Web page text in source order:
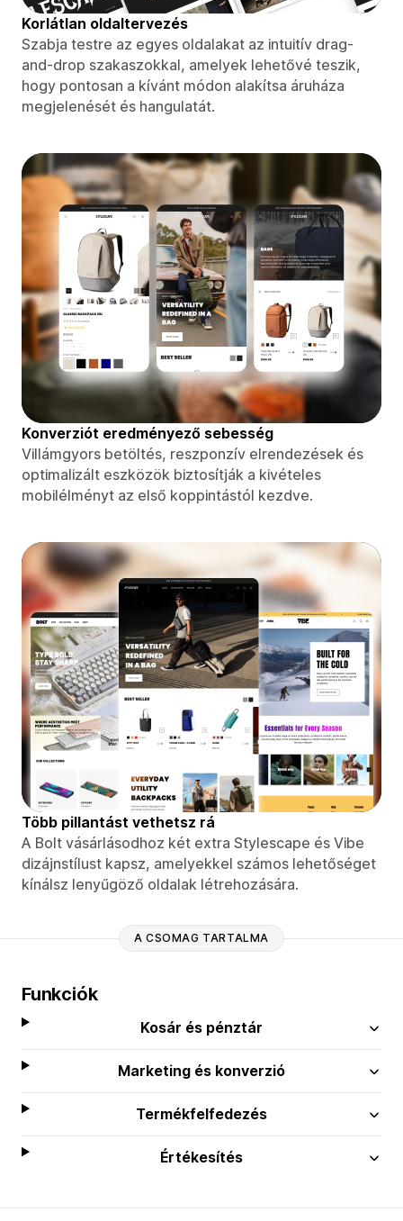
Korlátlan oldaltervezés
Szabja testre az egyes oldalakat az intuitív drag-
and-drop szakaszokkal, amelyek lehetővé teszik,
hogy pontosan a kívánt módon alakítsa áruháza
megjelenését és hangulatát.
Konverziót eredményező sebesség
Villámgyors betöltés, reszponzív elrendezések és
optimalizált eszközök biztosítják a kivételes
mobilélményt az első koppintástól kezdve.
Több pillantást vethetsz rá
A Bolt vásárlásodhoz két extra Stylescape és Vibe
dizájnstílust kapsz, amelyekkel számos lehetőséget
kínálsz lenyűgöző oldalak létrehozására.
A CSOMAG TARTALMA
Funkciók
Kosár és pénztár
Marketing és konverzió
Termékfelfedezés
Értékesítés